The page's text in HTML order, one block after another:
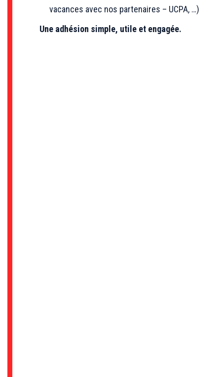
vacances avec nos partenaires – UCPA, …)
Une adhésion simple, utile et engagée.